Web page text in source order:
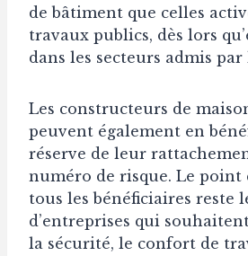
de bâtiment que celles
travaux publics, dès lors
dans les secteurs admis
Les constructeurs de
peuvent également en
réserve de leur
numéro de risque. Le
tous les bénéficiaires reste
d’entreprises qui
la sécurité, le confort de